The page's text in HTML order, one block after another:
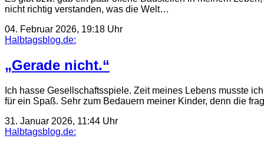
nicht richtig verstanden, was die Welt…
04. Februar 2026, 19:18 Uhr
Halbtagsblog.de:
„Gerade nicht.“
Ich hasse Gesellschaftsspiele. Zeit meines Lebens musste
für ein Spaß. Sehr zum Bedauern meiner Kinder, denn die
31. Januar 2026, 11:44 Uhr
Halbtagsblog.de: